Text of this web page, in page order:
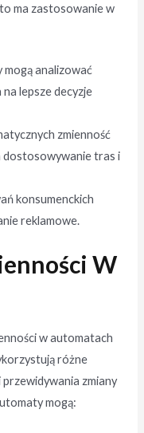
ma zastosowanie w
analizować
na lepsze decyzje
zmienność
dostosowywanie tras i
konsumenckich
reklamowe.
W
w automatach
różne
zmiany
mogą: